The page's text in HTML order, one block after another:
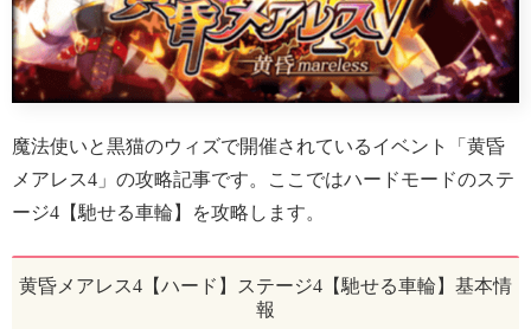
魔法使いと黒猫のウィズで開催されているイベント「黄昏
メアレス4」の攻略記事です。ここではハードモードのステ
ージ4【馳せる車輪】を攻略します。
黄昏メアレス4【ハード】ステージ4【馳せる車輪】基本情
報